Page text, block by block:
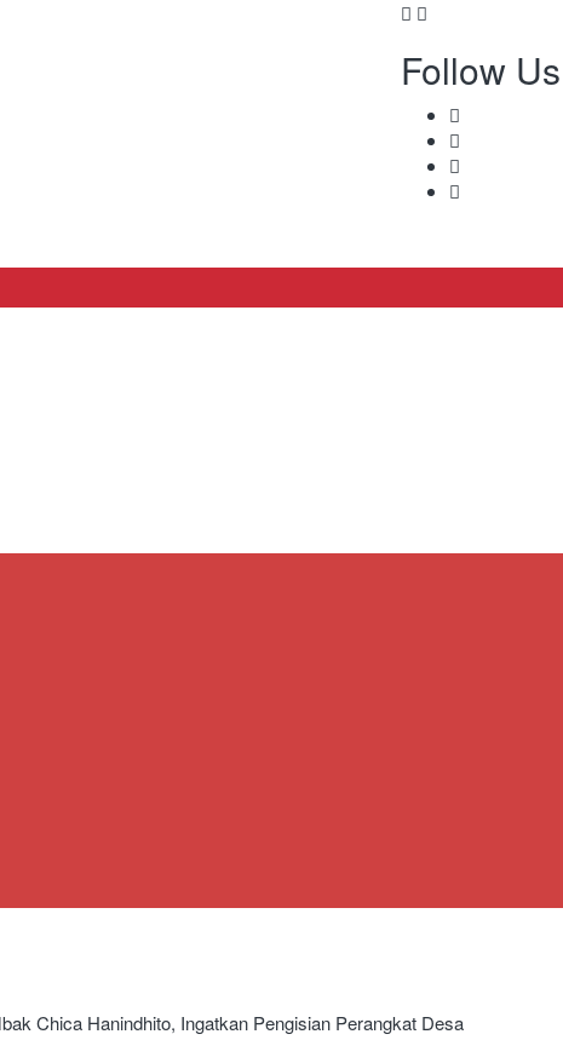
Follow Us
Chica Hanindhito, Ingatkan Pengisian Perangkat Desa